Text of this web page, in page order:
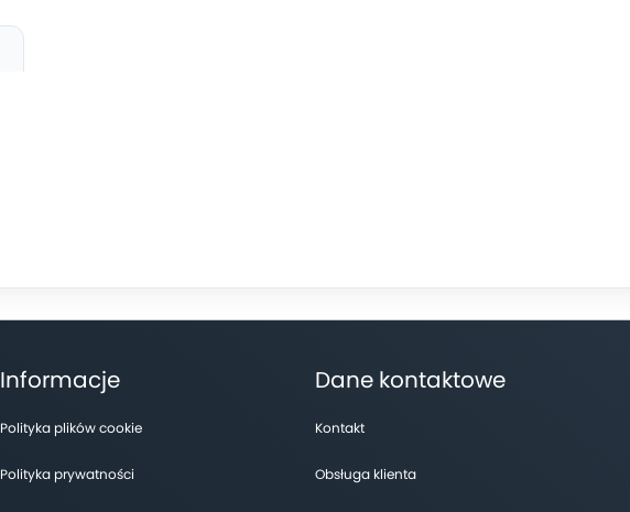
Informacje
Polityka plików cookie
Polityka prywatności
Dane kontaktowe
Kontakt
Obsługa klienta